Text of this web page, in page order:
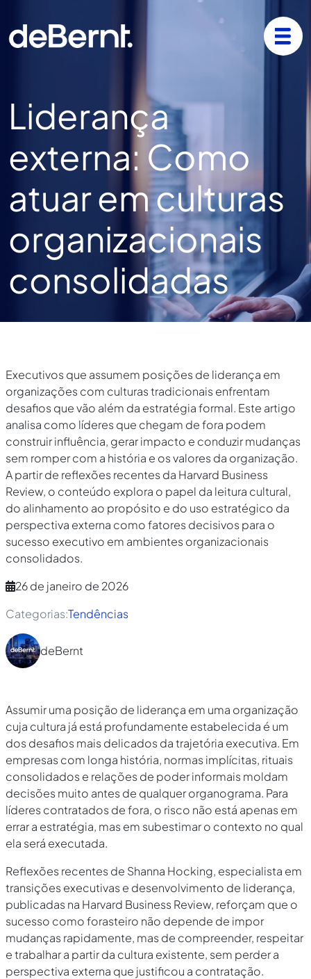
Liderança
externa: Como
atuar em culturas
organizacionais
consolidadas
Executivos que assumem posições de liderança em
organizações com culturas tradicionais enfrentam
desafios que vão além da estratégia formal. Este artigo
analisa como líderes que chegam de fora podem
construir influência, gerar impacto e conduzir mudanças
sem romper com a história e os valores da organização.
A partir de reflexões recentes da Harvard Business
Review, o conteúdo explora o papel da leitura cultural,
do alinhamento ao propósito e do uso estratégico da
perspectiva externa como fatores decisivos para o
sucesso executivo em ambientes organizacionais
consolidados.
26 de janeiro de 2026
Categorias:Tendências
deBernt
Assumir uma posição de liderança em uma organização
cuja cultura já está profundamente estabelecida é um
dos desafios mais delicados da trajetória executiva. Em
empresas com longa história, normas implícitas, rituais
consolidados e relações de poder informais moldam
decisões muito antes de qualquer organograma. Para
líderes contratados de fora, o risco não está apenas em
errar a estratégia, mas em subestimar o contexto no qual
ela será executada.
Reflexões recentes de Shanna Hocking, especialista em
transições executivas e desenvolvimento de liderança,
publicadas na Harvard Business Review, reforçam que o
sucesso como forasteiro não depende de impor
mudanças rapidamente, mas de compreender, respeitar
e trabalhar a partir da cultura existente, sem perder a
perspectiva externa que justificou a contratação.